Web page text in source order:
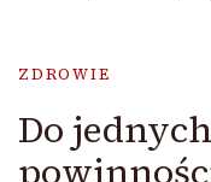
ZDROWIE
Do